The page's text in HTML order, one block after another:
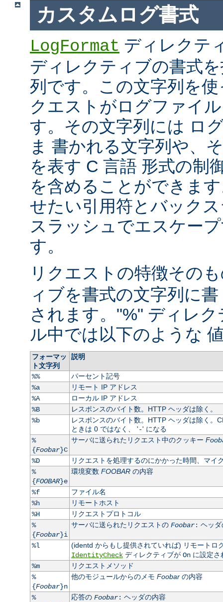
カスタムログ書式
LogFormat ディレクテ
ディレクティブの書式
列です。この文字列を
クエストがログファイ
す。その文字列には ロ
ま 書かれる文字列や、
を表す C 言語 形式の制
を含めることができま
せたい引用符とバック
スラッシュでエスケー
す。
リクエストの特徴その
ィブを書式の文字列に
されます。"%" ディレ
ル中では以下のような
フォーマッ
ト文字列
説明
%%
パーセント記号
%a
リモート IP アドレス
%A
ローカル IP アドレス
%B
レスポンスのバイト数。HTTP ヘッダは除く。
%b
レスポンスのバイト数。HTTP ヘッダは除く。
ときは 0 ではなく、 '-' になる
%
{Foobar}C
サーバに送られたリクエスト中のクッキー
%D
リクエストを処理するのにかかった時間、マイ
%
{FOOBAR}e
環境変数 FOOBARの内容
%f
ファイル名
%h
リモートホスト
%H
リクエストプロトコル
%
{Foobar}i
サーバに送られたリクエストの Foobar: ヘッ
%l
(identd からもし提供されていれば) リモートロ
IdentityCheckディレクティブが Onに設定さ
%m
リクエストメソッド
%
{Foobar}n
他のモジュールからのメモ Foobarの内容
%
応答の Foobar: ヘッダの内容